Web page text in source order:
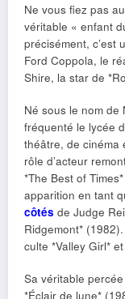
Ne vous fiez pas
véritable « enfant
précisément, c’est
Ford Coppola, le
Shire, la star de
Né sous le nom de
fréquenté le lycée
théâtre, de cinéma
rôle d’acteur
*The Best of
apparition en tant
côtés de Judge
Ridgemont*
culte *Valley Girl*
Sa véritable
*Éclair de lune*